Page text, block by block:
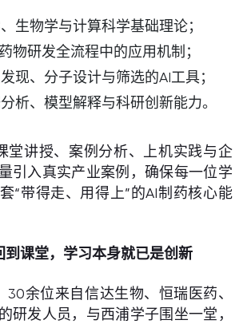
生物学与计算科学基础理论；
物研发全流程中的应用机制；
现、分子设计与筛选的AI工具；
析、模型解释与科研创新能力。
堂讲授、案例分析、上机实践与企
引入真实产业案例，确保每一位学
“带得走、用得上”的AI制药核心能
到课堂，学习本身就已是创新
30余位来自信达生物、恒瑞医药、
研发人员，与西浦学子围坐一堂，